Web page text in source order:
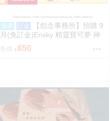
預購 訂金
【怨念事務所】預購 9
月(免訂金)Ensky 精靈寶可夢 神
奇寶貝 30週年 1000片拼圖 最初
的搭檔寶可夢 0809
650